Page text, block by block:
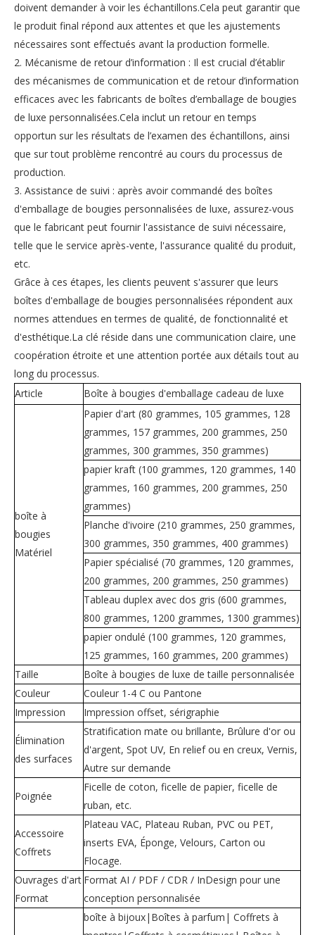
doivent demander à voir les échantillons.Cela peut garantir que
le produit final répond aux attentes et que les ajustements
nécessaires sont effectués avant la production formelle.
2. Mécanisme de retour d’information : Il est crucial d’établir
des mécanismes de communication et de retour d’information
efficaces avec les fabricants de boîtes d’emballage de bougies
de luxe personnalisées.Cela inclut un retour en temps
opportun sur les résultats de l’examen des échantillons, ainsi
que sur tout problème rencontré au cours du processus de
production.
3. Assistance de suivi : après avoir commandé des boîtes
d'emballage de bougies personnalisées de luxe, assurez-vous
que le fabricant peut fournir l'assistance de suivi nécessaire,
telle que le service après-vente, l'assurance qualité du produit,
etc.
Grâce à ces étapes, les clients peuvent s'assurer que leurs
boîtes d'emballage de bougies personnalisées répondent aux
normes attendues en termes de qualité, de fonctionnalité et
d'esthétique.La clé réside dans une communication claire, une
coopération étroite et une attention portée aux détails tout au
long du processus.
Article
Boîte à bougies d'emballage cadeau de luxe
boîte à
bougies
Matériel
Papier d'art (80 grammes, 105 grammes, 128
grammes, 157 grammes, 200 grammes, 250
grammes, 300 grammes, 350 grammes)
papier kraft (100 grammes, 120 grammes, 140
grammes, 160 grammes, 200 grammes, 250
grammes)
Planche d'ivoire (210 grammes, 250 grammes,
300 grammes, 350 grammes, 400 grammes)
Papier spécialisé (70 grammes, 120 grammes,
200 grammes, 200 grammes, 250 grammes)
Tableau duplex avec dos gris (600 grammes,
800 grammes, 1200 grammes, 1300 grammes)
papier ondulé (100 grammes, 120 grammes,
125 grammes, 160 grammes, 200 grammes)
Taille
Boîte à bougies de luxe de taille personnalisée
Couleur
Couleur 1-4 C ou Pantone
Impression
Impression offset, sérigraphie
Élimination
des surfaces
Stratification mate ou brillante, Brûlure d'or ou
d'argent, Spot UV, En relief ou en creux, Vernis,
Autre sur demande
Poignée
Ficelle de coton, ficelle de papier, ficelle de
ruban, etc.
Accessoire
Coffrets
Plateau VAC, Plateau Ruban, PVC ou PET,
inserts EVA, Éponge, Velours, Carton ou
Flocage.
Ouvrages d'art
Format
Format AI / PDF / CDR / InDesign pour une
conception personnalisée
boîte à bijoux|Boîtes à parfum| Coffrets à